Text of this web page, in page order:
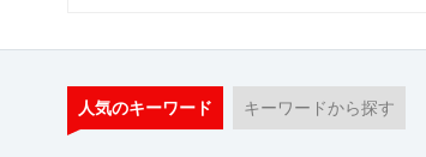
人気のキーワード キーワードから探す